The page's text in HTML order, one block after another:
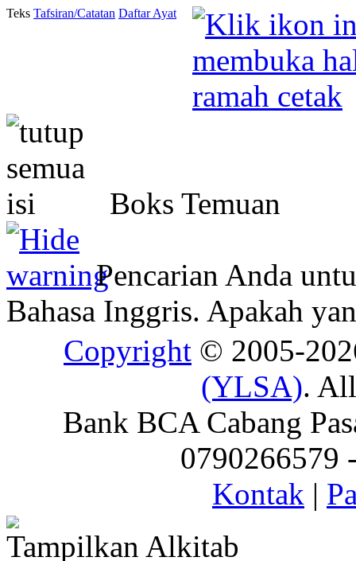
Teks Tafsiran/Catatan Daftar Ayat
Boks Temuan
Pencarian Anda
Bahasa Inggris. Apakah
Copyright © 2005-
(YLSA).
Bank BCA Cabang
0790266579
Kontak |
Tampilkan Alkitab